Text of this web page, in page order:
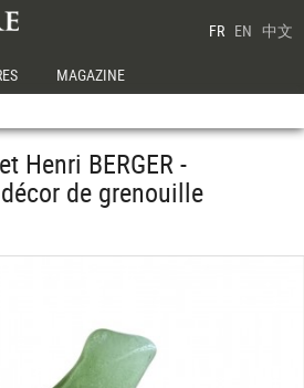
FR EN 中文
MAGAZINE
Henri BERGER -
de grenouille